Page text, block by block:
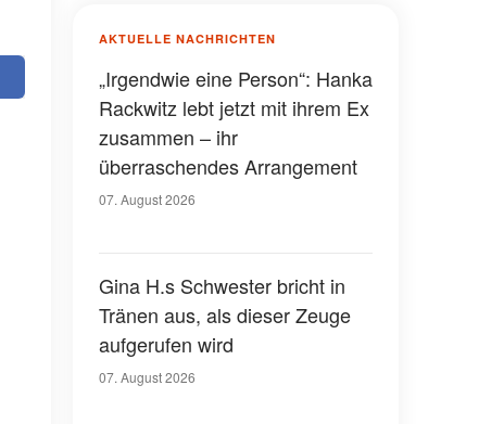
AKTUELLE NACHRICHTEN
„Irgendwie eine Person“: Hanka
Rackwitz lebt jetzt mit ihrem Ex
zusammen – ihr
überraschendes Arrangement
07. August 2026
Gina H.s Schwester bricht in
Tränen aus, als dieser Zeuge
aufgerufen wird
07. August 2026